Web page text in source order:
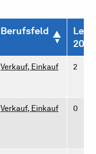
Berufsfeld
2026
Verkauf, Einkauf 2
Verkauf, Einkauf 0